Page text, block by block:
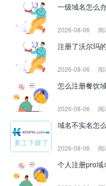
一级域名怎么
2026-08-06 阅
注册了沃尔玛
2026-08-06 阅
怎么注册餐饮
2026-08-06 阅
域名不实名怎
2026-08-06 阅
个人注册pro域